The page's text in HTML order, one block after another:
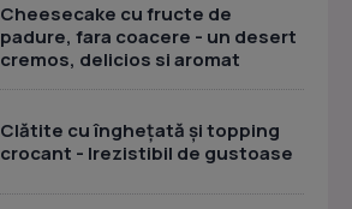
Cheesecake cu fructe de
padure, fara coacere - un desert
cremos, delicios si aromat
Clătite cu înghețată și topping
crocant - Irezistibil de gustoase